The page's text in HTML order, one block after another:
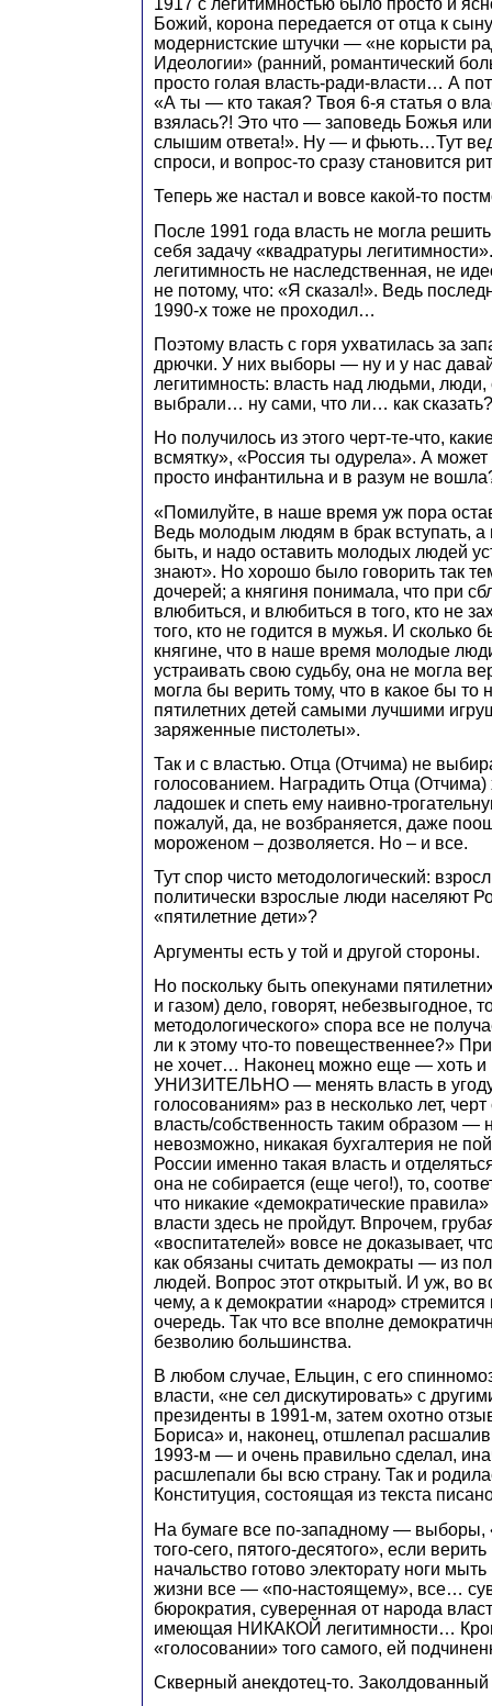
1917 с легитимностью было просто и
Божий, корона передается от отца к
модернистские штучки — «не корысти
Идеологии» (ранний, романтический
просто голая власть-ради-власти… А
«А ты — кто такая? Твоя 6-я статья о
взялась?! Это что — заповедь Божья
слышим ответа!». Ну — и фьють…Тут
спроси, и вопрос-то сразу становится
Теперь же настал и вовсе какой-то
После 1991 года власть не могла
себя задачу «квадратуры
легитимность не наследственная, не
не потому, что: «Я сказал!». Ведь
1990-х тоже не проходил…
Поэтому власть с горя ухватилась за
дрючки. У них выборы — ну и у нас
легитимность: власть над людьми, люди,
выбрали… ну сами, что ли… как
Но получилось из этого черт-те-что,
всмятку», «Россия ты одурела». А
просто инфантильна и в разум не
«Помилуйте, в наше время уж пора
Ведь молодым людям в брак вступать, а
быть, и надо оставить молодых людей
знают». Но хорошо было говорить так
дочерей; а княгиня понимала, что при
влюбиться, и влюбиться в того, кто не
того, кто не годится в мужья. И сколько
княгине, что в наше время молодые
устраивать свою судьбу, она не могла
могла бы верить тому, что в какое бы
пятилетних детей самыми лучшими
заряженные пистолеты».
Так и с властью. Отца (Отчима) не
голосованием. Наградить Отца (Отчима)
ладошек и спеть ему наивно-
пожалуй, да, не возбраняется, даже
мороженом – дозволяется. Но – и все.
Тут спор чисто методологический:
политически взрослые люди населяют
«пятилетние дети»?
Аргументы есть у той и другой стороны.
Но поскольку быть опекунами
и газом) дело, говорят, небезвыгодное,
методологического» спора все не
ли к этому что-то повещественнее?»
не хочет… Наконец можно еще — хоть и
УНИЗИТЕЛЬНО — менять власть в
голосованиям» раз в несколько лет,
власть/собственность таким образом —
невозможно, никакая бухгалтерия не
России именно такая власть и
она не собирается (еще чего!), то,
что никакие «демократические
власти здесь не пройдут. Впрочем,
«воспитателей» вовсе не доказывает,
как обязаны считать демократы — из
людей. Вопрос этот открытый. И уж, во
чему, а к демократии «народ»
очередь. Так что все вполне
безволию большинства.
В любом случае, Ельцин, с его
власти, «не сел дискутировать» с
президенты в 1991-м, затем охотно
Бориса» и, наконец, отшлепал
1993-м — и очень правильно сделал,
расшлепали бы всю страну. Так и
Конституция, состоящая из текста
На бумаге все по-западному — выборы,
того-сего, пятого-десятого», если
начальство готово электорату ноги
жизни все — «по-настоящему», все…
бюрократия, суверенная от народа
имеющая НИКАКОЙ легитимности…
«голосовании» того самого, ей
Скверный анекдотец-то. Заколдованный